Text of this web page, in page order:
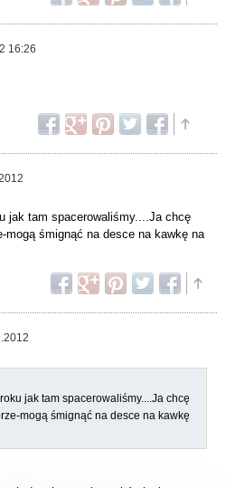
16:26
jak tam spacerowaliśmy....Ja chcę
śmignąć na desce na kawkę na
jak tam spacerowaliśmy....Ja chcę
mogą śmignąć na desce na kawkę